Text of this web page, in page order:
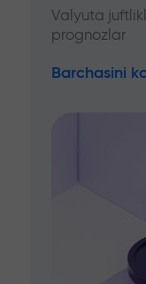
Valyuta
prognozlar
Barchasini